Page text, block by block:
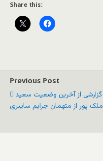
Share this:
Previous Post
گزارشی از آخرین وضعیت سعید
ملک پور از متهمان جرایم سایبری